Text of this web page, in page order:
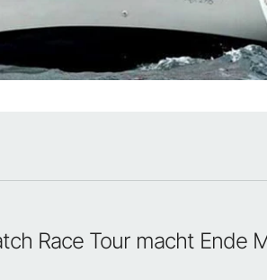
Race Tour macht Ende